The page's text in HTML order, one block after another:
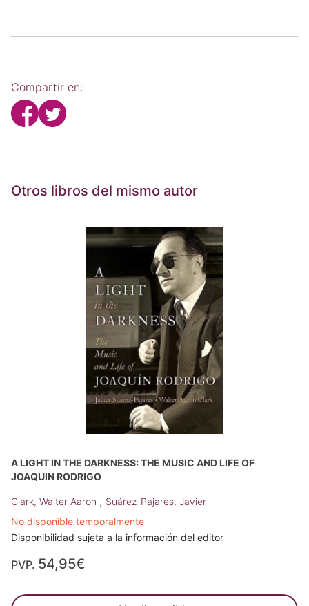
Compartir en:
Otros libros del mismo autor
A LIGHT IN THE DARKNESS: THE MUSIC AND LIFE OF
JOAQUIN RODRIGO
Clark, Walter Aaron ; Suárez-Pajares, Javier
No disponible temporalmente
Disponibilidad sujeta a la información del editor
PVP. 54,95€